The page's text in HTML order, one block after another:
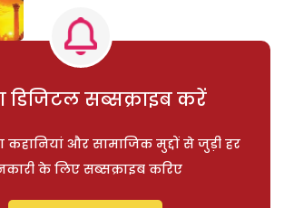
डिजिटल सब्सक्राइब करें
कहानियां और सामाजिक मुद्दों से जुड़ी हर
के लिए सब्सक्राइब करिए